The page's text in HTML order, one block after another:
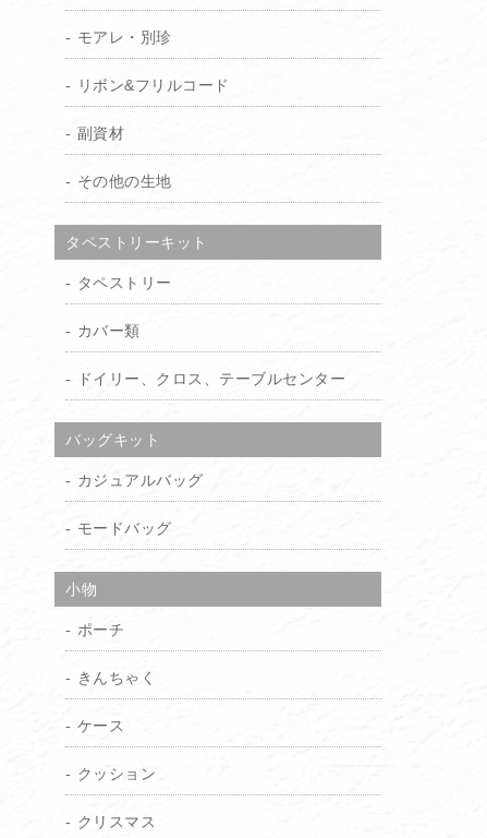
モアレ・別珍
リボン&フリルコード
副資材
その他の生地
タペストリーキット
タペストリー
カバー類
ドイリー、クロス、テーブルセンター
バッグキット
カジュアルバッグ
モードバッグ
小物
ポーチ
きんちゃく
ケース
クッション
クリスマス